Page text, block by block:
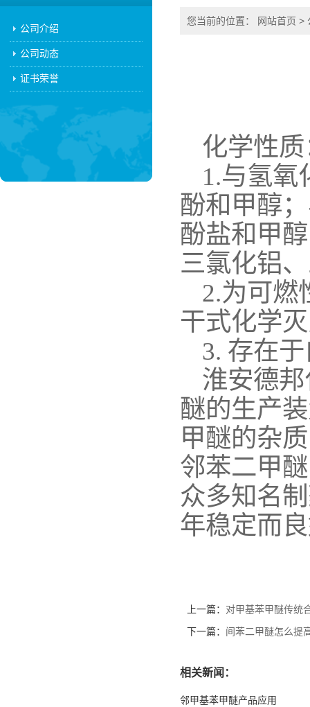
公司介绍
公司动态
证书荣誉
您当前的位置： 网站首页 >
化学性
1.与氢氧
酚和甲醇
酚盐和甲
三氯化铝
2.为可燃
干式化学
3. 存在
淮安德
醚的生产
甲醚的杂
邻苯二甲
众多知名
年稳定而
上一篇： 对甲基苯甲醚传统
下一篇： 间苯二甲醚怎么提
相关新闻：
邻甲基苯甲醚产品应用